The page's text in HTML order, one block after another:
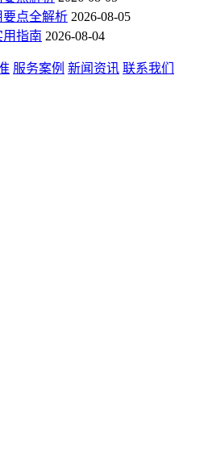
点全解析 2026-08-05
指南 2026-08-04
服务案例 新闻资讯 联系我们